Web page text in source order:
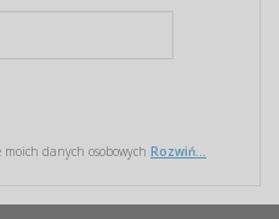
danych osobowych Rozwiń...